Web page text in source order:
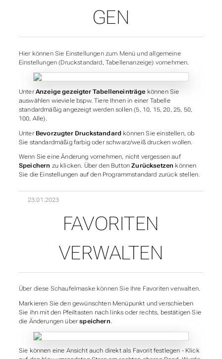
GEN
Hier können Sie Einstellungen zum Menü und allgemeine
Einstellungen (Druckstandard, Tabellenanzeige) vornehmen.
Unter Anzeige gezeigter Tabelleneinträge können Sie
auswählen wieviele bspw. Tiere Ihnen in einer Tabelle
standardmäßig angezeigt werden sollen (5, 10, 15, 20, 25, 50,
100, Alle).
Unter Bevorzugter Druckstandard können Sie einstellen, ob
Sie standardmäßig farbig oder schwarz/weiß drucken wollen.
Wenn Sie eine Änderung vornehmen, nicht vergessen auf
Speichern zu klicken. Über den ButtonZurücksetzen können
Sie die Einstellungen auf den Programmstandard zurück stellen.
23.01.2023
FAVORITEN
VERWALTEN
Über diese Schaufelmaske können Sie Ihre Favoriten verwalten.
Markieren Sie den gewünschten Menüpunkt und verschieben
Sie ihn mit den Pfeiltasten nach links oder rechts, bestätigen Sie
die Änderungen überspeichern.
Sie können eine Ansicht auch direkt als Favorit festlegen - Klick